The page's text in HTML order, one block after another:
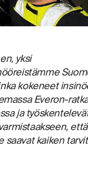
yksi
kokeneet
Everon-
ja
että
saavat kaiken